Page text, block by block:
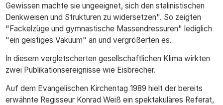
Gewissen machte sie ungeeignet, sich den stalinistischen
Denkweisen und Strukturen zu widersetzen". So zeigten
"Fackelzüge und gymnastische Massendressuren" lediglich
"ein geistiges Vakuum" an und vergrößerten es.
In diesem vergletscherten gesellschaftlichen Klima wirkten
zwei Publikationsereignisse wie Eisbrecher.
Auf dem Evangelischen Kirchentag 1989 hielt der bereits
erwähnte Regisseur Konrad Weiß ein spektakuläres Referat,